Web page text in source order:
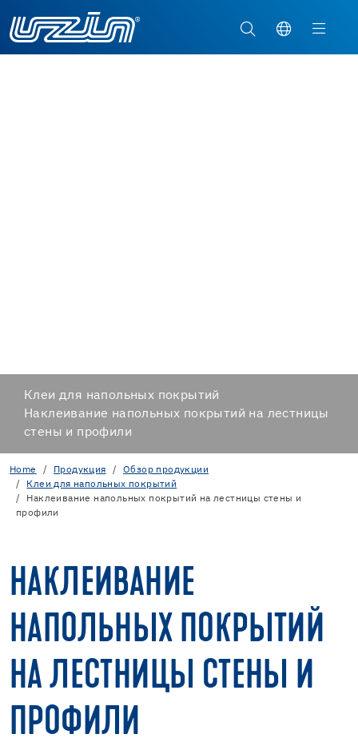
Клеи для напольных покрытий
Наклеивание напольных покрытий на лестницы
стены и профили
Home Продукция
Обзор продукции
Клеи для напольных покрытий
Наклеивание напольных покрытий на лестницы стены и
профили
НАКЛЕИВАНИЕ
НАПОЛЬНЫХ ПОКРЫТИЙ
НА ЛЕСТНИЦЫ СТЕНЫ И
ПРОФИЛИ